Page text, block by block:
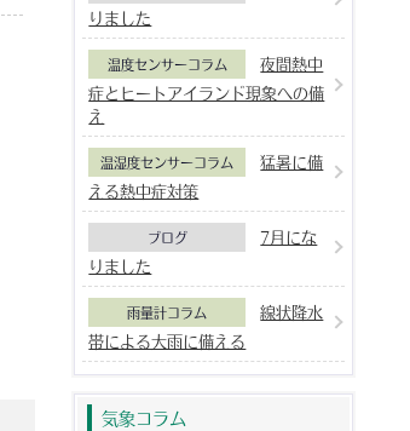
りました
温度センサーコラム
夜間熱中
症とヒートアイランド現象への備
え
温湿度センサーコラム
猛暑に備
える熱中症対策
ブログ
7月にな
りました
雨量計コラム
線状降水
帯による大雨に備える
気象コラム